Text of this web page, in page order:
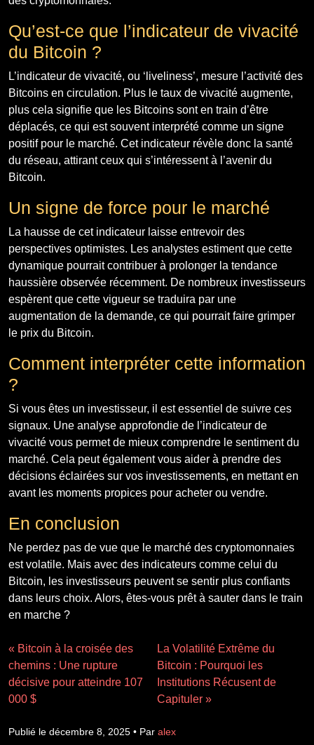
Qu’est-ce que l’indicateur de vivacité
du Bitcoin ?
L’indicateur de vivacité, ou ‘liveliness’, mesure l’activité des
Bitcoins en circulation. Plus le taux de vivacité augmente,
plus cela signifie que les Bitcoins sont en train d’être
déplacés, ce qui est souvent interprété comme un signe
positif pour le marché. Cet indicateur révèle donc la santé
du réseau, attirant ceux qui s’intéressent à l’avenir du
Bitcoin.
Un signe de force pour le marché
La hausse de cet indicateur laisse entrevoir des
perspectives optimistes. Les analystes estiment que cette
dynamique pourrait contribuer à prolonger la tendance
haussière observée récemment. De nombreux investisseurs
espèrent que cette vigueur se traduira par une
augmentation de la demande, ce qui pourrait faire grimper
le prix du Bitcoin.
Comment interpréter cette information
?
Si vous êtes un investisseur, il est essentiel de suivre ces
signaux. Une analyse approfondie de l’indicateur de
vivacité vous permet de mieux comprendre le sentiment du
marché. Cela peut également vous aider à prendre des
décisions éclairées sur vos investissements, en mettant en
avant les moments propices pour acheter ou vendre.
En conclusion
Ne perdez pas de vue que le marché des cryptomonnaies
est volatile. Mais avec des indicateurs comme celui du
Bitcoin, les investisseurs peuvent se sentir plus confiants
dans leurs choix. Alors, êtes-vous prêt à sauter dans le train
en marche ?
« Bitcoin à la croisée des
chemins : Une rupture
décisive pour atteindre 107
000 $
La Volatilité Extrême du
Bitcoin : Pourquoi les
Institutions Récusent de
Capituler »
Publié le décembre 8, 2025 • Par alex